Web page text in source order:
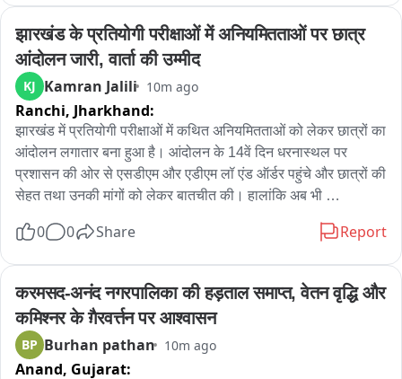
चोर मिड-डे-मील के बर्तन,2 गैस सिलेंडर,1 बोरा राशन,लैपटॉप,टेबलेट,5
पंखे,स्पोर्ट्स किट,FLN किट,मैथ किट,साउंड सिस्टम और जरूरी रजिस्टर
भी उठा ले गए।112के माध्यम से पुलिस को दी गई सूचना है।
विद्यालय प्रशासन ने कुर्रा थाने में तहरीर देकर रिपोर्ट दर्ज करने और कार्रवाई
की मांग की है।
झारखंड के प्रतियोगी परीक्षाओं में अनियमितताओं पर छात्र
आंदोलन जारी, वार्ता की उम्मीद
KJ Kamran Jalili 10m ago
Ranchi, Jharkhand:
झारखंड में प्रतियोगी परीक्षाओं में कथित अनियमितताओं को लेकर छात्रों का
आंदोलन लगातार बना हुआ है। आंदोलन के 14वें दिन धरनास्थल पर
प्रशासन की ओर से एसडीएम और एडीएम लॉ एंड ऑर्डर पहुंचे और छात्रों की
सेहत तथा उनकी मांगों को लेकर बातचीत की। हालांकि अब भी
मिलने शुक्रवार को एसडीएम और एडीएम लॉ एंड ऑर्डर धरनास्थल पहुंचे।
अधिकारियों ने छात्रों का हालचाल जाना।
सरकार से बातचीत के सवाल पर एसडीएम ने कहा कि सभी को सकारात्मक
रहने की जरूरत है और उम्मीद है कि स्थिति का समाधान निकलेगा। उन्होंने
यह भी बताया कि जिन छात्रों की तबीयत बिगड़ी है, वे डॉक्टरों की निगरानी में
0 0 Share Report
करमसद-अनंद नगरपालिका की हड़ताल समाप्त, वेतन वृद्धि और
कमिश्नर के ग़ैरवर्त्तन पर आश्वासन
BP Burhan pathan 10m ago
Anand, Gujarat: